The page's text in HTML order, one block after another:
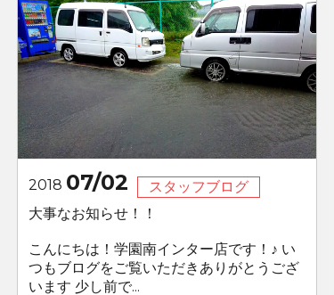
2018 07/02
スタッフブログ
大事なお知らせ！！
こんにちは！学園南インター店です！♪ い
つもブログをご覧いただきありがとうござ
います 少し前で...